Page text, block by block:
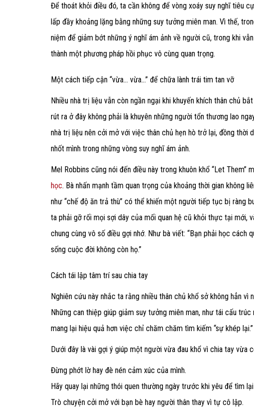
Để thoát khỏi điều đó, ta cần không để vòng xoáy suy nghĩ tiêu
lấp đầy khoảng lặng bằng những suy tưởng miên man. Vì thế,
niệm để giảm bớt những ý nghĩ ám ảnh về người cũ, trong khi
thành một phương pháp hồi phục vô cùng quan trọng.
Một cách tiếp cận “vừa… vừa…” để chữa lành trái tim tan vỡ
Nhiều nhà trị liệu vẫn còn ngần ngại khi khuyến khích thân chủ
rút ra ở đây không phải là khuyên những người tổn thương lao
nhà trị liệu nên cởi mở với việc thân chủ hẹn hò trở lại, đồng
nhốt mình trong những vòng suy nghĩ ám ảnh.
Mel Robbins cũng nói đến điều này trong khuôn khổ “Let Them”
học. Bà nhấn mạnh tầm quan trọng của khoảng thời gian không
như “chế độ ăn trả thù” có thể khiến một người tiếp tục bị ràng
ta phải gỡ rối mọi sợi dây của mối quan hệ cũ khỏi thực tại mới,
chung cùng vô số điều gợi nhớ. Như bà viết: “Bạn phải học
sống cuộc đời không còn họ.”
Cách tái lập tâm trí sau chia tay
Nghiên cứu này nhắc ta rằng nhiều thân chủ khổ sở không hẳn
Những can thiệp giúp giảm suy tưởng miên man, như tái cấu
mang lại hiệu quả hơn việc chỉ chăm chăm tìm kiếm “sự khép lại.”
Dưới đây là vài gợi ý giúp một người vừa đau khổ vì chia tay vừa
Đừng phớt lờ hay đè nén cảm xúc của mình.
Hãy quay lại những thói quen thường ngày trước khi yêu để tìm
Trò chuyện cởi mở với bạn bè hay người thân thay vì tự cô lập.